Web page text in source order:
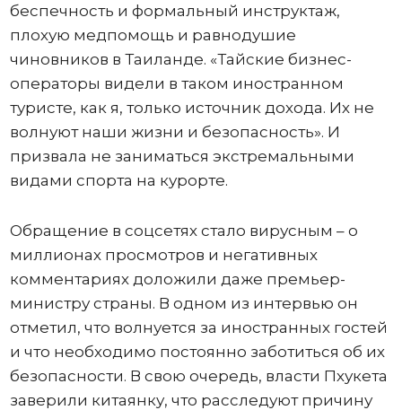
беспечность и формальный инструктаж,
плохую медпомощь и равнодушие
чиновников в Таиланде. «Тайские бизнес-
операторы видели в таком иностранном
туристе, как я, только источник дохода. Их не
волнуют наши жизни и безопасность». И
призвала не заниматься экстремальными
видами спорта на курорте.
Обращение в соцсетях стало вирусным – о
миллионах просмотров и негативных
комментариях доложили даже премьер-
министру страны. В одном из интервью он
отметил, что волнуется за иностранных гостей
и что необходимо постоянно заботиться об их
безопасности. В свою очередь, власти Пхукета
заверили китаянку, что расследуют причину